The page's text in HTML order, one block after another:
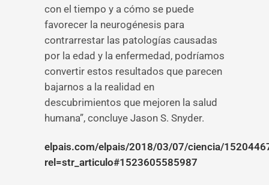
con el tiempo y a cómo se puede
favorecer la neurogénesis para
contrarrestar las patologías causadas
por la edad y la enfermedad, podríamos
convertir estos resultados que parecen
bajarnos a la realidad en
descubrimientos que mejoren la salud
humana”, concluye Jason S. Snyder.
elpais.com/elpais/2018/03/07/ciencia/
rel=str_articulo#1523605585987